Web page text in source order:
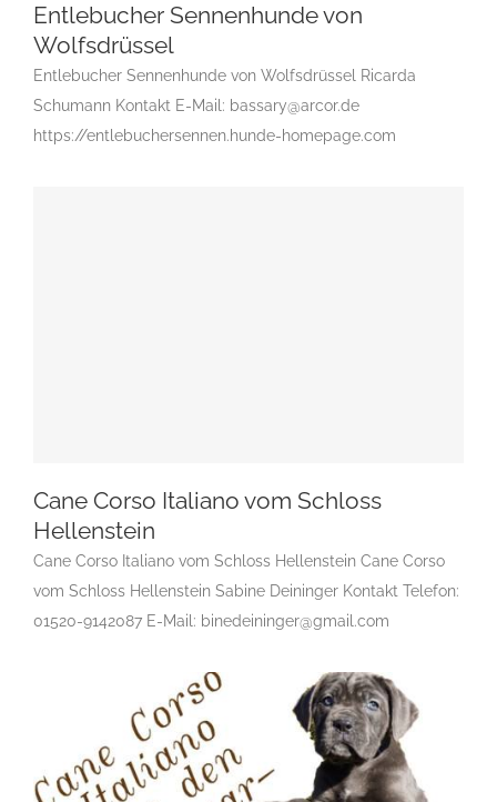
Entlebucher Sennenhunde von Wolfsdrüssel
Gruppe 2 Gruppe 2-Sektion 3
Gruppe 2-Sektion 3-
Entlebucher Sennenhunde von
Wolfsdrüssel
Entlebucher Sennenhunde von Wolfsdrüssel Ricarda
Schumann Kontakt E-Mail: bassary@arcor.de
https://entlebuchersennen.hunde-homepage.com
Cane Corso Italiano vom Schloss Hellenstein
Gruppe 2 Gruppe 2-Sektion 1 Gruppe 2-Sektion 2.1 Züchter
Cane Corso Italiano vom Schloss
Hellenstein
Cane Corso Italiano vom Schloss Hellenstein Cane Corso
vom Schloss Hellenstein Sabine Deininger Kontakt Telefon:
01520-9142087 E-Mail: binedeininger@gmail.com